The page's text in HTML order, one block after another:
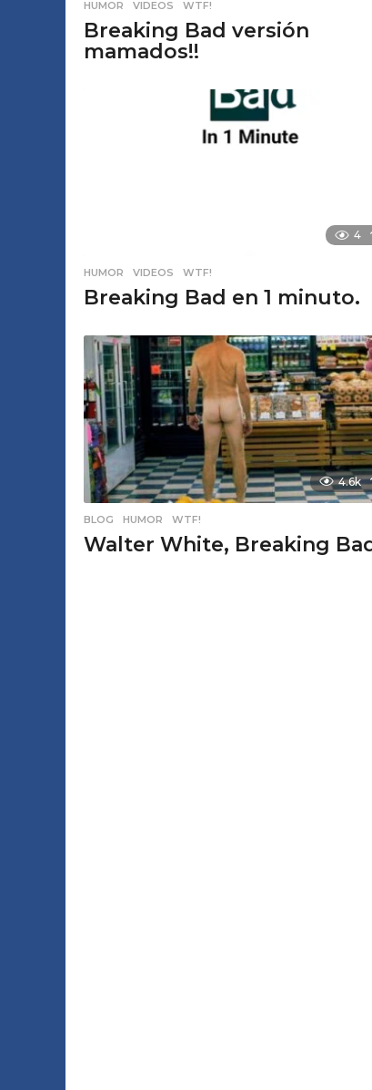
HUMOR ,VIDEOS ,WTF!
Breaking Bad versión
mamados!!
4
HUMOR ,VIDEOS ,WTF!
Breaking Bad en 1 minuto.
4.6k
BLOG ,HUMOR ,WTF!
Walter White, Breaking